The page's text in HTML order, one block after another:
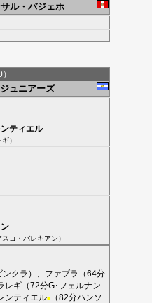
ル・バジェホ
ュニアーズ
ンティエル
ギ）
スコ・バレキアン）
ンクラ ）、 ファブラ
（64分
レギ （72分G･フェルナン
ンティエル■ （82分ハンソ